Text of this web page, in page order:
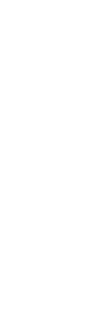
lade Musik und
ohne dein
unterwegs noch